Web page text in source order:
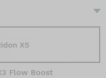
X5
Flow Boost